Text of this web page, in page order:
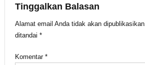
Tinggalkan Balasan
Alamat email Anda tidak akan dipublikasikan.
ditandai *
Komentar *